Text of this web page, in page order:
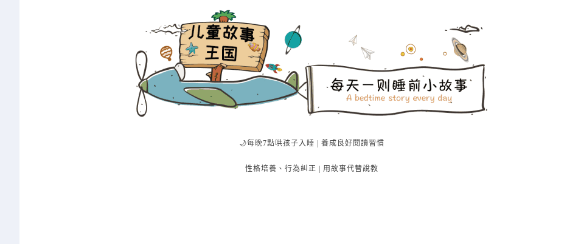
🌙每晚7點哄孩子入睡 | 養成良好閱讀習慣
性格培養、行為糾正 | 用故事代替說教